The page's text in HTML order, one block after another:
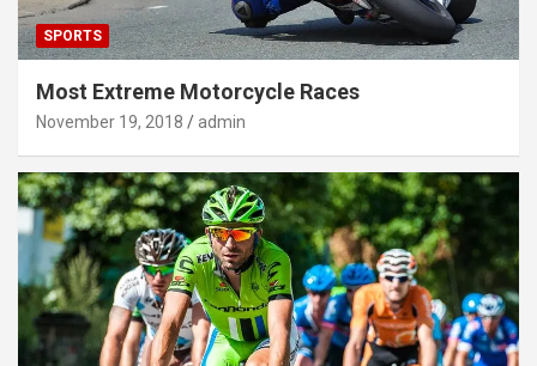
SPORTS
Most Extreme Motorcycle Races
November 19, 2018 admin